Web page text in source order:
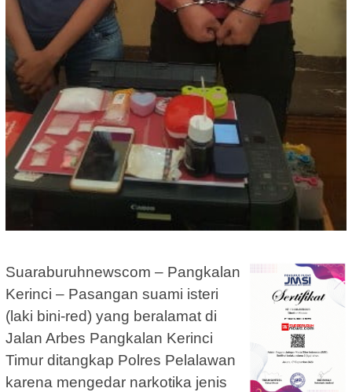
Suaraburuhnewscom – Pangkalan
Kerinci – Pasangan suami isteri
(laki bini-red) yang beralamat di
Jalan Arbes Pangkalan Kerinci
Timur ditangkap Polres Pelalawan
karena mengedar narkotika jenis